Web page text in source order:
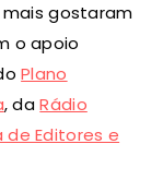
gostaram
o apoio
Plano
, daRádio
de Editores e